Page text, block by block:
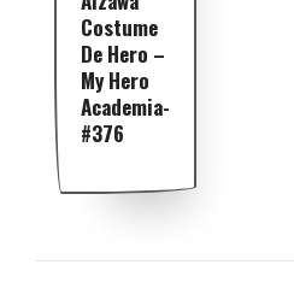
Costume
De Hero –
My Hero
Academia-
#376